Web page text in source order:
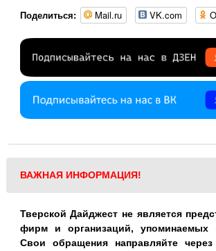
Поделиться: Mail.ru VK.com
ВАЖНАЯ ИНФОРМАЦИЯ!
Тверской Дайджест не является
фирм и организаций, упоминаемых
Свои обращения направляйте